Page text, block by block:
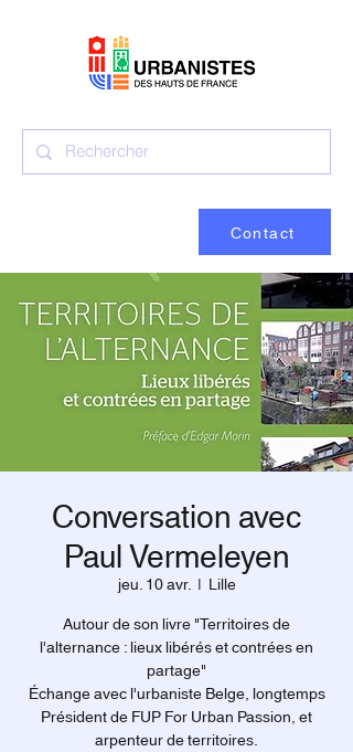
Contact
Conversation avec
Paul Vermeleyen
jeu. 10 avr.
  |
Lille
Autour de son livre "Territoires de
l'alternance : lieux libérés et contrées en
partage"
Échange avec l'urbaniste Belge, longtemps
Président de FUP For Urban Passion, et
arpenteur de territoires.